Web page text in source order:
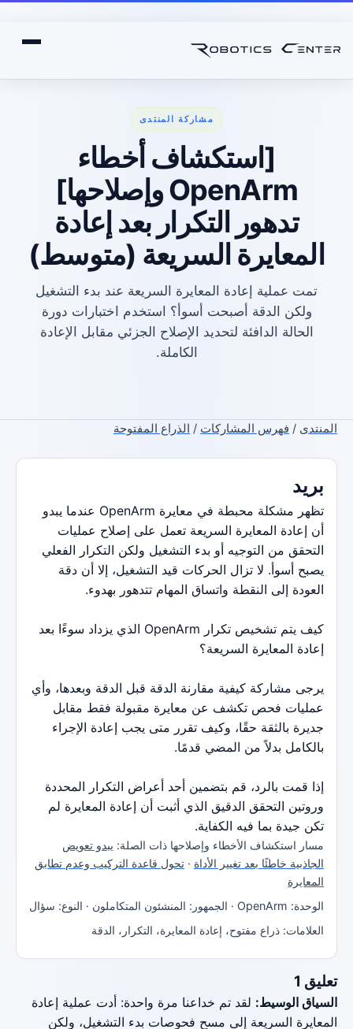
مشاركة المنتدى
[استكشاف أخطاء
OpenArm وإصلاحها]
تدهور التكرار بعد إعادة
المعايرة السريعة (متوسط)
تمت عملية إعادة المعايرة السريعة عند بدء التشغيل
ولكن الدقة أصبحت أسوأ؟ استخدم اختبارات دورة
الحالة الدافئة لتحديد الإصلاح الجزئي مقابل الإعادة
الكاملة.
المنتدى / فهرس المشاركات / الذراع المفتوحة
بريد
تظهر مشكلة محبطة في معايرة OpenArm عندما يبدو
أن إعادة المعايرة السريعة تعمل على إصلاح عمليات
التحقق من التوجيه أو بدء التشغيل ولكن التكرار الفعلي
يصبح أسوأ. لا تزال الحركات قيد التشغيل، إلا أن دقة
العودة إلى النقطة واتساق المهام تتدهور بهدوء.
كيف يتم تشخيص تكرار OpenArm الذي يزداد سوءًا بعد
إعادة المعايرة السريعة؟
يرجى مشاركة كيفية مقارنة الدقة قبل الدقة وبعدها، وأي
عمليات فحص تكشف عن معايرة مقبولة فقط مقابل
جديرة بالثقة حقًا، وكيف تقرر متى يجب إعادة الإجراء
بالكامل بدلاً من المضي قدمًا.
إذا قمت بالرد، قم بتضمين أحد أعراض التكرار المحددة
وروتين التحقق الدقيق الذي أثبت أن إعادة المعايرة لم
تكن جيدة بما فيه الكفاية.
مسار استكشاف الأخطاء وإصلاحها ذات الصلة: يبدو تعويض
الجاذبية خاطئًا بعد تغيير الأداة · تحول قاعدة التركيب وعدم تطابق
المعايرة
الوحدة: OpenArm · الجمهور: المنشئون المتكاملون · النوع: سؤال
العلامات: ذراع مفتوح، إعادة المعايرة، التكرار، الدقة
تعليق 1
السياق الوسيط: لقد تم خداعنا مرة واحدة: أدت عملية إعادة
المعايرة السريعة إلى مسح فحوصات بدء التشغيل، ولكن